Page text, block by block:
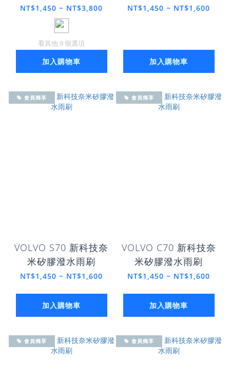
NT$1,450 ~ NT$3,800
看其他 9 個選項
加入購物車
NT$1,450 ~ NT$1,600
加入購物車
會員獨享
VOLVO S70 新科技奈
米矽膠潑水雨刷
NT$1,450 ~ NT$1,600
加入購物車
會員獨享
VOLVO C70 新科技奈
米矽膠潑水雨刷
NT$1,450 ~ NT$1,600
加入購物車
會員獨享 會員獨享